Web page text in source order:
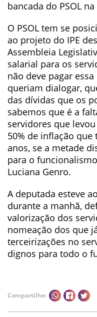
bancada do PSOL
O PSOL tem se
ao projeto do IPE
Assembleia
salarial para os
não deve pagar
queriam dialogar,
das dívidas que os
sabemos que é a
servidores que
50% de inflação
anos, se a metade
para o
Luciana Genro.
A deputada esteve
durante a manhã,
valorização dos
nomeação dos que
terceirizações no
dignos para todo o
Compartilhe: